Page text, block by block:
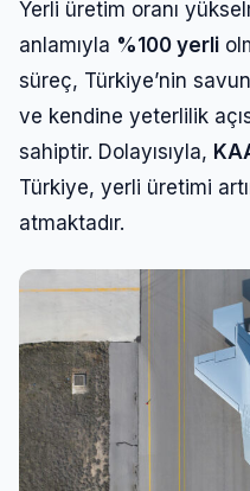
Yerli üretim oranı
anlamıyla %100 yerli
süreç, Türkiye’nin
ve kendine yeterlilik
sahiptir. Dolayısıyla,
Türkiye, yerli üretimi
atmaktadır.